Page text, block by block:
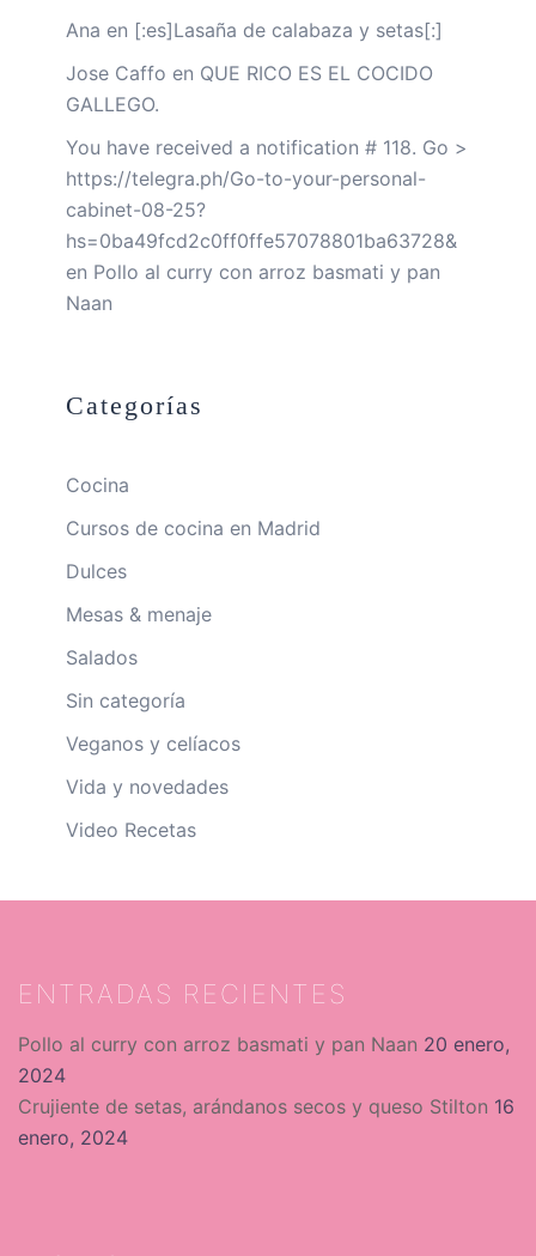
Ana en [:es]Lasaña de calabaza y setas[:]
Jose Caffo en QUE RICO ES EL COCIDO
GALLEGO.
You have received a notification # 118. Go >
https://telegra.ph/Go-to-your-personal-
cabinet-08-25?
hs=0ba49fcd2c0ff0ffe57078801ba63728&
en Pollo al curry con arroz basmati y pan
Naan
Categorías
Cocina
Cursos de cocina en Madrid
Dulces
Mesas & menaje
Salados
Sin categoría
Veganos y celíacos
Vida y novedades
Video Recetas
ENTRADAS RECIENTES
Pollo al curry con arroz basmati y pan Naan 20 enero,
2024
Crujiente de setas, arándanos secos y queso Stilton 16
enero, 2024